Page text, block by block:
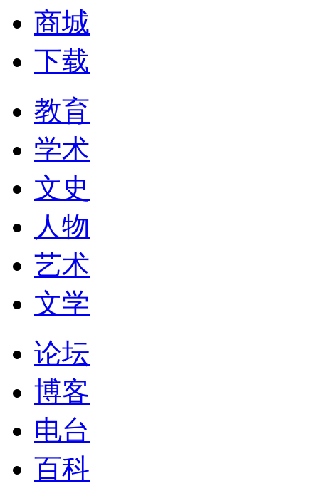
商城
下载
教育
学术
文史
人物
艺术
文学
论坛
博客
电台
百科